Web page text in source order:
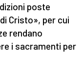
poste
Cristo», per cui
rendano
i sacramenti per